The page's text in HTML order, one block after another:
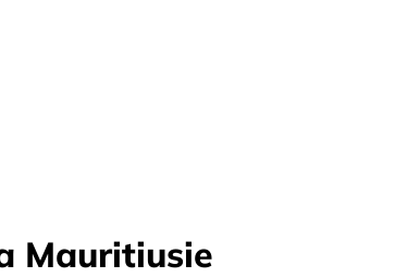
Mauritiusie